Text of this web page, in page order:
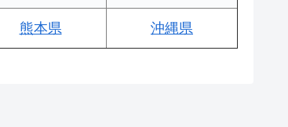
熊本県 沖縄県